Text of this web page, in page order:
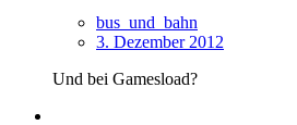
bus_und_bahn
3. Dezember 2012
Und bei Gamesload?